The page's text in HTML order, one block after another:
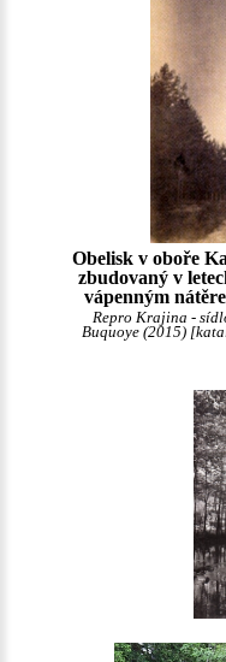
Obelisk v oboře
zbudovaný v
vápenným
Repro Krajina -
Buquoye (2015)